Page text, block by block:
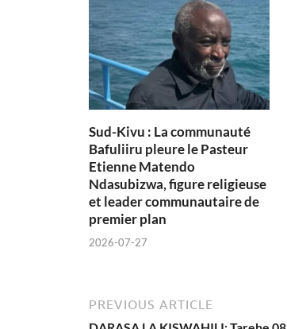
Sud-Kivu : La communauté
Bafuliiru pleure le Pasteur
Etienne Matendo
Ndasubizwa, figure religieuse
et leader communautaire de
premier plan
2026-07-27
PREVIOUS ARTICLE